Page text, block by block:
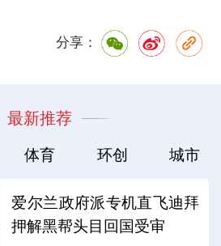
分享：
最新推荐
体育 环创 城市
爱尔兰政府派专机直飞迪拜
押解黑帮头目回国受审